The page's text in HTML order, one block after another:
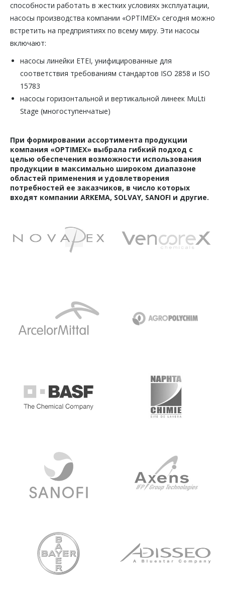
способности работать в жестких условиях эксплуатации,
насосы производства компании «OPTIMEX» сегодня можно
встретить на предприятиях по всему миру. Эти насосы
включают:
насосы линейки ETEI, унифицированные для
соответствия требованиям стандартов ISO 2858 и ISO
15783
насосы горизонтальной и вертикальной линеек MuLti
Stage (многоступенчатые)
При формировании ассортимента продукции
компания «OPTIMEX» выбрала гибкий подход с
целью обеспечения возможности использования
продукции в максимально широком диапазоне
областей применения и удовлетворения
потребностей ее заказчиков, в число которых
входят компании ARKEMA, SOLVAY, SANOFI и другие.